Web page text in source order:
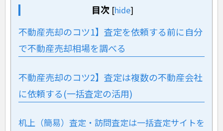
目次 [hide]
不動産売却のコツ1】査定を依頼する前に自分
で不動産売却相場を調べる
不動産売却のコツ2】査定は複数の不動産会社
に依頼する(一括査定の活用)
机上（簡易）査定・訪問査定は一括査定サイトを